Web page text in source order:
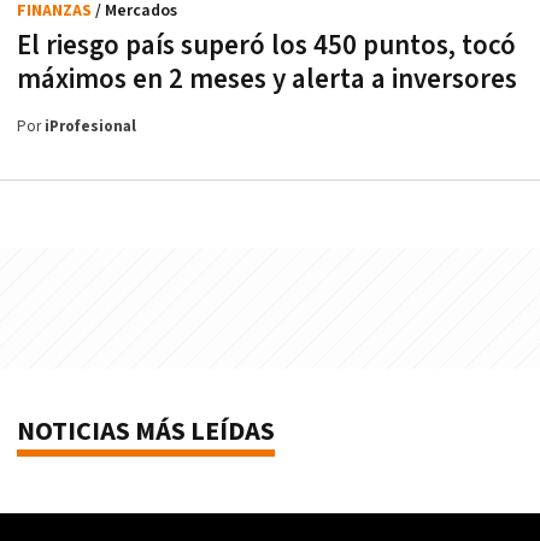
El riesgo país superó los 450 puntos, tocó
máximos en 2 meses y alerta a inversores
FINANZAS / Mercados
PoriProfesional
NOTICIAS MÁS LEÍDAS